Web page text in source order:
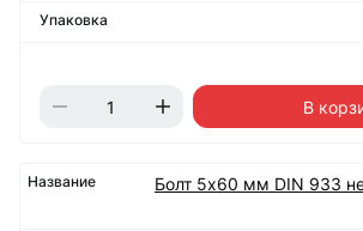
В
Болт 5х60 мм DIN 933